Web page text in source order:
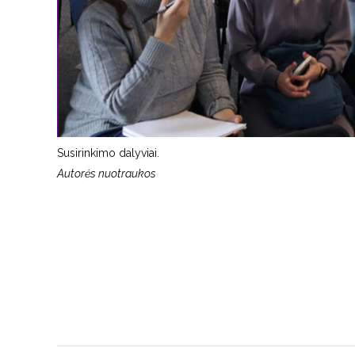
Susirinkimo dalyviai.
Autorės nuotraukos